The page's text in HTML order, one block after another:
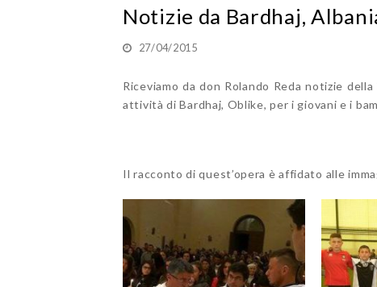
Notizie da Bardhaj,
27/04/2015
Riceviamo da don Rolando Reda notizie
attività di Bardhaj, Oblike, per i giovani e i
Il racconto di quest’opera è affidato alle